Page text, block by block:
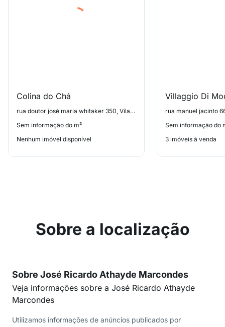
Colina do Chá
rua doutor josé maria whitaker 350, Vila Sônia
Sem informação do m²
Nenhum imóvel disponível
Villaggio Di
rua manuel jacinto
Sem informação do
3 imóveis à venda
Sobre a localização
Sobre José Ricardo Athayde Marcondes
Veja informações sobre a José Ricardo Athayde
Marcondes
Utilizamos informações de anúncios publicados por